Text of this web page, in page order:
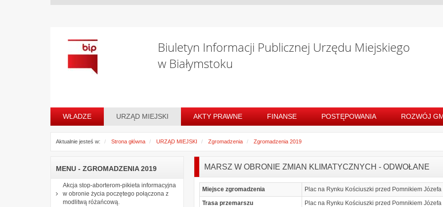
Biuletyn Informacji Publicznej Urzędu Miejskiego
w Białymstoku
WŁADZE URZĄD MIEJSKI AKTY PRAWNE FINANSE POSTĘPOWANIA ROZWÓJ
Aktualnie jesteś w: Strona główna URZĄD MIEJSKI Zgromadzenia Zgromadzenia 2019
MENU - ZGROMADZENIA 2019
Akcja stop-aborterom-pikieta informacyjna
w obronie życia poczętego połączona z
modlitwą różańcową.
MARSZ W OBRONIE ZMIAN KLIMATYCZNYCH - ODWOŁANE
Miejsce zgromadzenia
Plac na Rynku Kościuszki przed Pomnikiem Józefa
Trasa przemarszu
Plac na Rynku Kościuszki przed Pomnikiem